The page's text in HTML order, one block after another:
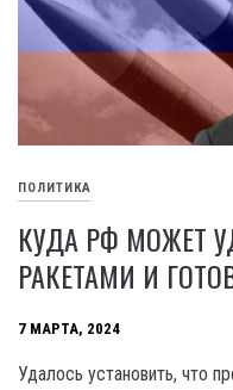
ПОЛИТИКА
КУДА РФ МОЖЕТ
РАКЕТАМИ И
7 МАРТА, 2024
Удалось установить, что